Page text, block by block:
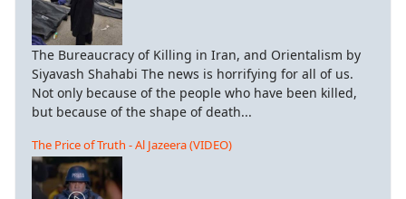
The Bureaucracy of Killing in Iran, and Orientalism by
Siyavash Shahabi The news is horrifying for all of us.
Not only because of the people who have been killed,
but because of the shape of death...
The Price of Truth - Al Jazeera (VIDEO)